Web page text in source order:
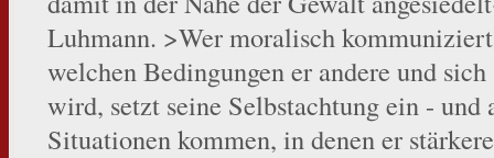
Luhmann. >Wer moralisch
welchen Bedingungen er andere und
wird, setzt seine Selbstachtung ein -
Situationen kommen, in denen er